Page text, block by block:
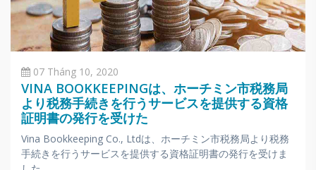
07 Tháng 10, 2020
VINA BOOKKEEPINGは、ホーチミン市税務局
より税務手続きを行うサービスを提供する資格
証明書の発行を受けた
Vina Bookkeeping Co., Ltdは、ホーチミン市税務局より税務
手続きを行うサービスを提供する資格証明書の発行を受けま